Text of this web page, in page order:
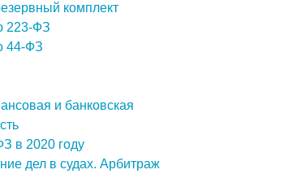
комплект
223-ФЗ
44-ФЗ
и банковская
в 2020 году
дел в судах. Арбитраж